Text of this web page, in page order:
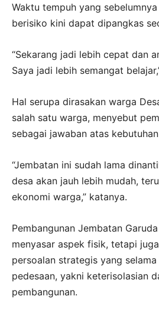
Waktu tempuh yang
berisiko kini dapat dipangkas
“Sekarang jadi lebih cepat dan
Saya jadi lebih semangat
Hal serupa dirasakan warga
salah satu warga, menyebut
sebagai jawaban atas
“Jembatan ini sudah lama
desa akan jauh lebih mudah,
ekonomi warga,” katanya.
Pembangunan Jembatan
menyasar aspek fisik, tetapi
persoalan strategis yang
pedesaan, yakni keterisolasian
pembangunan.